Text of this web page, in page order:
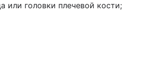
или головки плечевой кости;